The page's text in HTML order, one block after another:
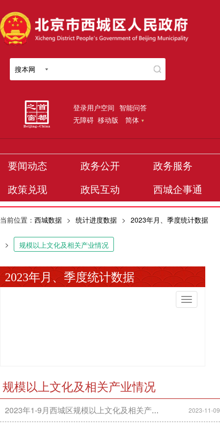
搜本网
登录用户空间 智能问答
无障碍 移动版 简体
要闻动态 政务公开 政务服务
政策兑现 政民互动 西城企事通
当前位置： 西城数据 > 统计进度数据 > 2023年月、季度统计数据
> 规模以上文化及相关产业情况
2023年月、季度统计数据
切
换
规模以上文化及相关产业情况
2023年1-9月西城区规模以上文化及相关产业主要经济指标数据 2023-11-09